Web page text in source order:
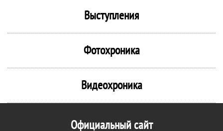
Выступления
Фотохроника
Видеохроника
Официальный сайт